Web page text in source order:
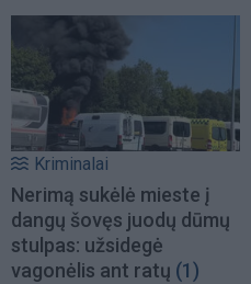
Kriminalai
Nerimą sukėlė mieste į
dangų šovęs juodų dūmų
stulpas: užsidegė
vagonėlis ant ratų (1)